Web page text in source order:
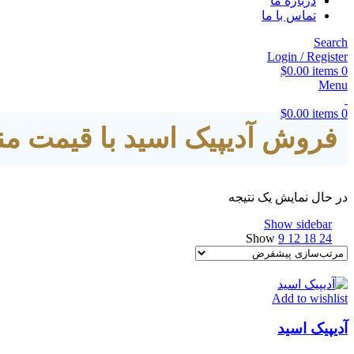
تماس با ما
Search
Login / Register
0
items
$0.00
Menu
0
items
$0.00
فروش آدیپیک اسید با قیمت
در حال نمایش یک نتیجه
Show sidebar
Show 9 12 18 24
Add to wishlist
آدیپیک اسید